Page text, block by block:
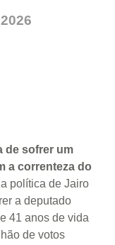
de sofrer um
a correnteza do
política de Jairo
a deputado
41 anos de vida
de votos